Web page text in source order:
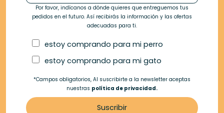
Por favor, indícanos a dónde quieres que entreguemos tus
pedidos en el futuro. Así recibirás la información y las ofertas
adecuadas para ti.
estoy comprando para mi perro
estoy comprando para mi gato
*Campos obligatorios, Al suscribirte a la newsletter aceptas
nuestras política de privacidad.
Suscribir